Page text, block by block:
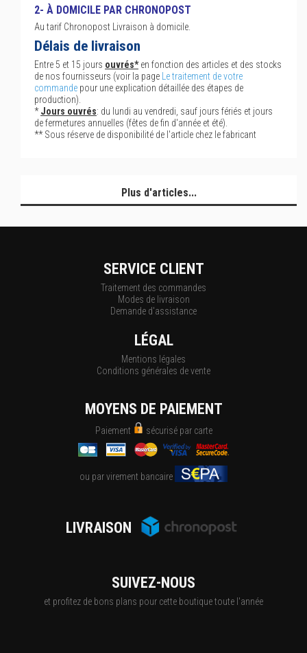
2- À DOMICILE PAR CHRONOPOST
Au tarif Chronopost Livraison à domicile.
Délais de livraison
Entre 5 et 15 jours ouvrés*en fonction des articles et des stocks
de nos fournisseurs (voir la page
Le traitement de votre
commande pour une explication détaillée des étapes de
production).
*Jours ouvrés: du lundi au vendredi, sauf jours fériés et jours
de fermetures annuelles (fêtes de fin d'année et été).
** Sous réserve de disponibilité de l'article chez le fabricant
Plus d'articles...
SERVICE CLIENT
Traitement des commandes
Modes de livraison
Demande d'assistance
LÉGAL
Mentions légales
Conditions générales de vente
MOYENS DE PAIEMENT
Paiement sécurisé par carte
ou par virement bancaire
LIVRAISON
SUIVEZ-NOUS
et profitez de bons plans pour cette boutique toute l'année